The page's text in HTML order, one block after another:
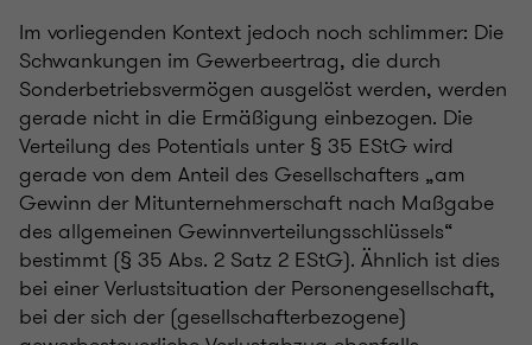
Im vorliegenden Kontext jedoch noch schlimmer: Die
Schwankungen im Gewerbeertrag, die durch
Sonderbetriebsvermögen ausgelöst werden, werden
gerade nicht in die Ermäßigung einbezogen. Die
Verteilung des Potentials unter § 35 EStG wird
gerade von dem Anteil des Gesellschafters „am
Gewinn der Mitunternehmerschaft nach Maßgabe
des allgemeinen Gewinnverteilungsschlüssels“
bestimmt (§ 35 Abs. 2 Satz 2 EStG). Ähnlich ist dies
bei einer Verlustsituation der Personengesellschaft,
bei der sich der (gesellschafterbezogene)